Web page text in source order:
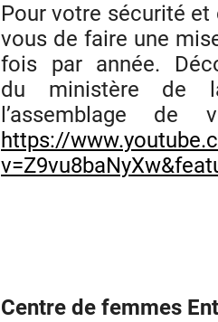
Pour votre sécurité
vous de faire une
fois par année.
du ministère de
l’assemblage de
https://
Centre de femmes